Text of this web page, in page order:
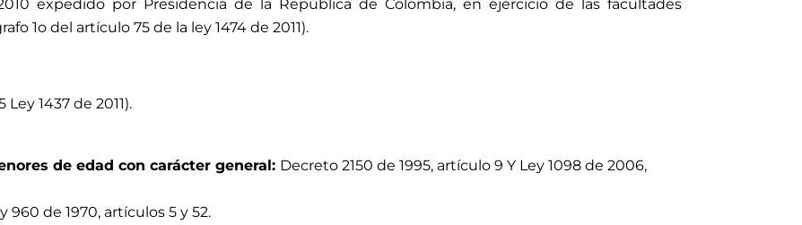
expedido por Presidencia de la República de Colombia, en ejercicio de las facultades
1o del artículo 75 de la ley 1474 de 2011).
1437 de 2011).
de edad con carácter general: Decreto 2150 de 1995, artículo 9 Y Ley 1098 de 2006,
960 de 1970, artículos 5 y 52.